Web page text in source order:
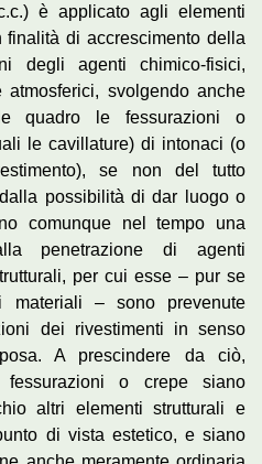
è applicato agli elementi
di accrescimento della
degli agenti chimico-fisici,
svolgendo anche
quadro le fessurazioni o
le cavillature) di intonaci (o
se non del tutto
possibilità di dar luogo o
comunque nel tempo una
penetrazione di agenti
per cui esse – pur se
materiali – sono prevenute
dei rivestimenti in senso
A prescindere da ciò,
fessurazioni o crepe siano
altri elementi strutturali e
di vista estetico, e siano